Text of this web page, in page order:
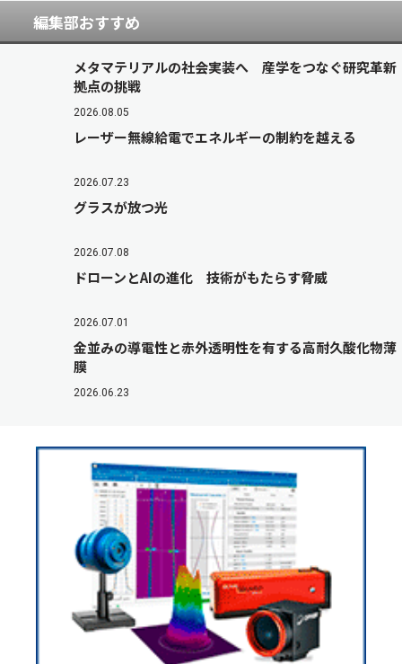
編集部おすすめ
メタマテリアルの社会実装へ 産学をつなぐ研究革新
拠点の挑戦
2026.08.05
レーザー無線給電でエネルギーの制約を越える
2026.07.23
グラスが放つ光
2026.07.08
ドローンとAIの進化 技術がもたらす脅威
2026.07.01
金並みの導電性と赤外透明性を有する高耐久酸化物薄
膜
2026.06.23